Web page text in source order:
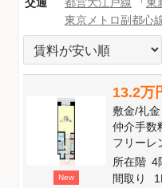
東京メトロ副都心
New
13.2万
敷金/礼金
仲介手数
フリーレ
所在階 4
間取り